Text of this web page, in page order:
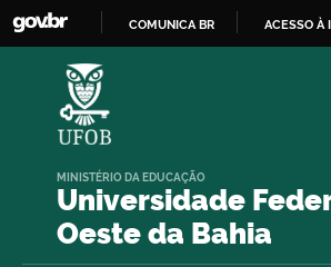
COMUNICA BR ACESSO À
Universidade
Oeste da Bahia
MINISTÉRIO DA EDUCAÇÃO